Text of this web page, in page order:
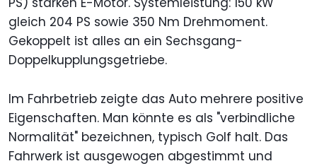
gleich 204 PS sowie 350 Nm Drehmoment.
Gekoppelt ist alles an ein Sechsgang-
Doppelkupplungsgetriebe.
Im Fahrbetrieb zeigte das Auto mehrere positive
Eigenschaften. Man könnte es als "verbindliche
Normalität" bezeichnen, typisch Golf halt. Das
Fahrwerk ist ausgewogen abgestimmt und